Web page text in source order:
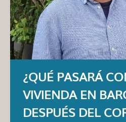
¿QUÉ PASARÁ
VIVIENDA EN
DESPUÉS DEL